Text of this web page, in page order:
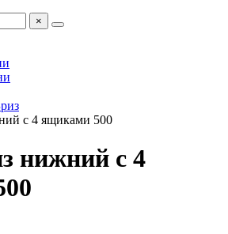
×
с 4 ящиками 500
нижний с 4